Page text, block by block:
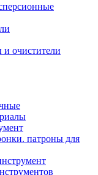
очистители
патроны для